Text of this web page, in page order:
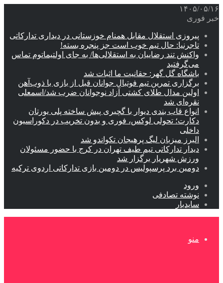
۱۴۰۵/۰۵/۱۶
خبر فوری
پیروزی استقلال مقابل همنام خوزستانی در دیداری تدارکاتی
تاجرنیا: حال تیم خوب است جز پنجره بسته!
واکنش تند رضاییان به استقلالی‌ها/ به جای اولتیماتوم تماس
می‌گرفتید
باشگاه گل گهر: حقانیت ما اثبات شد
برگزاری تمرین تیم فوتبال جوانان قبل از بازی با ذوب‌آهن
اولین مدال طلای کشتی آزاد نوجوانان ضرب شد/اسمعلی
نقره‌ای شد
انواع قاب بندی دیوار با گچبری پیش ساخته پلی یورتان
دکارت؛ تحولی لوکس، فوری و بدون تخریب در دکوراسیون
داخلی
البرز میزبان لیگ پرهیجان تکواندو شد
دیدار تدارکاتی تیم طیف تهران در کرج با حضور مسئولان
ورزش شهریار برگزار شد
دومین برد پرسپولیس در دومین بازی تدارکاتی اردوی ترکیه
ورود
نوشته تصادفی
سایدبار
منو